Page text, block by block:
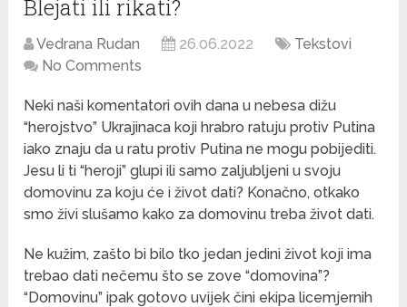
Blejati ili rikati?
Vedrana Rudan 26.06.2022
Tekstovi
No Comments
Neki naši komentatori ovih dana u nebesa dižu
“herojstvo” Ukrajinaca koji hrabro ratuju protiv Putina
iako znaju da u ratu protiv Putina ne mogu pobijediti.
Jesu li ti “heroji” glupi ili samo zaljubljeni u svoju
domovinu za koju će i život dati? Konačno, otkako
smo živi slušamo kako za domovinu treba život dati.
Ne kužim, zašto bi bilo tko jedan jedini život koji ima
trebao dati nečemu što se zove “domovina”?
“Domovinu” ipak gotovo uvijek čini ekipa licemjernih